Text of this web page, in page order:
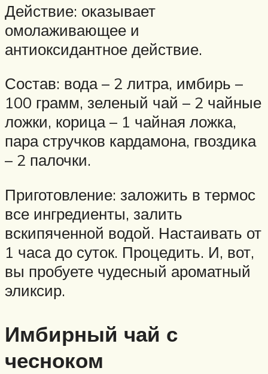
Действие: оказывает
омолаживающее и
антиоксидантное действие.
Состав: вода – 2 литра, имбирь –
100 грамм, зеленый чай – 2 чайные
ложки, корица – 1 чайная ложка,
пара стручков кардамона, гвоздика
– 2 палочки.
Приготовление: заложить в термос
все ингредиенты, залить
вскипяченной водой. Настаивать от
1 часа до суток. Процедить. И, вот,
вы пробуете чудесный ароматный
эликсир.
Имбирный чай с
чесноком